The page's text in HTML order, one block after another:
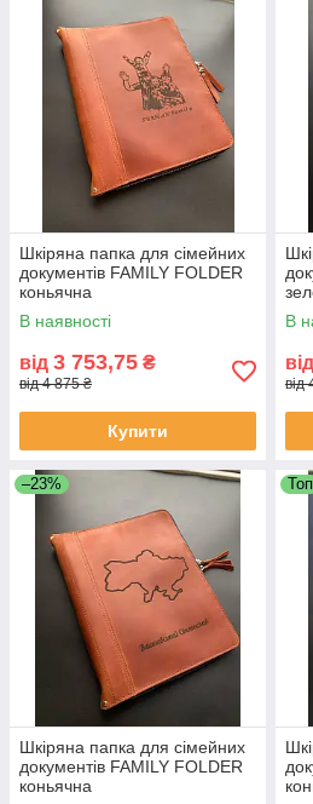
Шкіряна папка для сімейних
документів FAMILY FOLDER
коньячна
В наявності
від 3 753,75 ₴
від 4 875 ₴
Купити
В
від
від
–23%
Шкіряна папка для сімейних
документів FAMILY FOLDER
коньячна
Топ